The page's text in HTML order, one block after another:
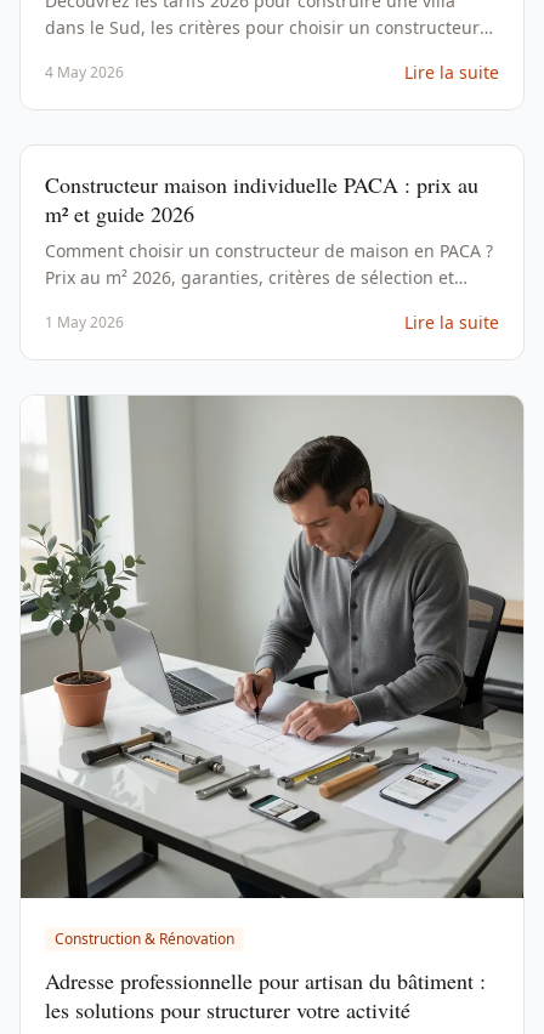
dans le Sud, les critères pour choisir un constructeur
4 May 2026 Lire la suite
Constructeur maison individuelle PACA : prix au
m² et guide 2026
Comment choisir un constructeur de maison en PACA ?
Prix au m² 2026, garanties, critères de sélection et
1 May 2026 Lire la suite
Construction & Rénovation
Adresse professionnelle pour artisan du bâtiment :
les solutions pour structurer votre activité